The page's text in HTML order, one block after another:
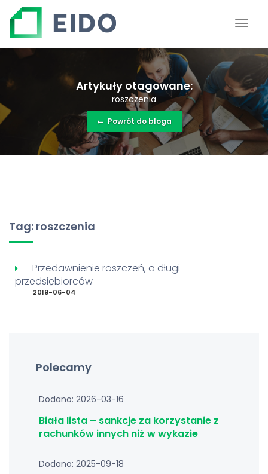
Artykuły otagowane:
roszczenia
← Powrót do bloga
Tag: roszczenia
Przedawnienie roszczeń, a długi
przedsiębiorców
2019-06-04
Polecamy
Dodano: 2026-03-16
Biała lista – sankcje za korzystanie z
rachunków innych niż w wykazie
Dodano: 2025-09-18